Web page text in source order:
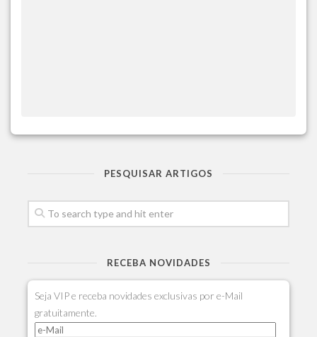
PESQUISAR ARTIGOS
RECEBA NOVIDADES
Seja VIP e receba novidades exclusivas por e-Mail
gratuitamente.